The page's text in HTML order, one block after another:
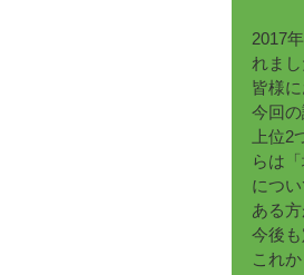
2017
れま
皆様
今回
上位
らは
につ
ある
今後
これ